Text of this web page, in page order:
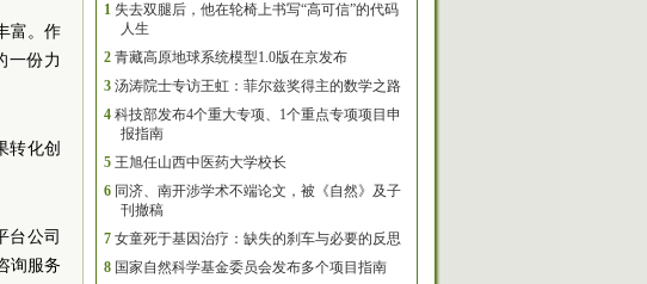
富。作
一份力
转化创
台公司
询服务
1 失去双腿后，他在轮椅上书写“高可信”的代码
人生
2 青藏高原地球系统模型1.0版在京发布
3 汤涛院士专访王虹：菲尔兹奖得主的数学之路
4 科技部发布4个重大专项、1个重点专项项目申
报指南
5 王旭任山西中医药大学校长
6 同济、南开涉学术不端论文，被《自然》及子
刊撤稿
7 女童死于基因治疗：缺失的刹车与必要的反思
8 国家自然科学基金委员会发布多个项目指南